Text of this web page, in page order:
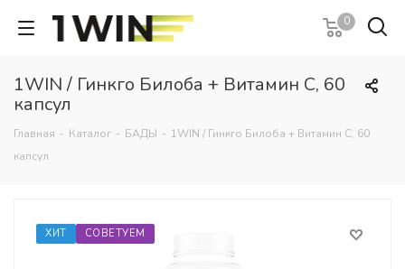
0
1WIN / Гинкго Билоба + Витамин С, 60
капсул
Главная - Каталог - БАДЫ - 1WIN / Гинкго Билоба + Витамин С, 60
капсул
ХИТ СОВЕТУЕМ